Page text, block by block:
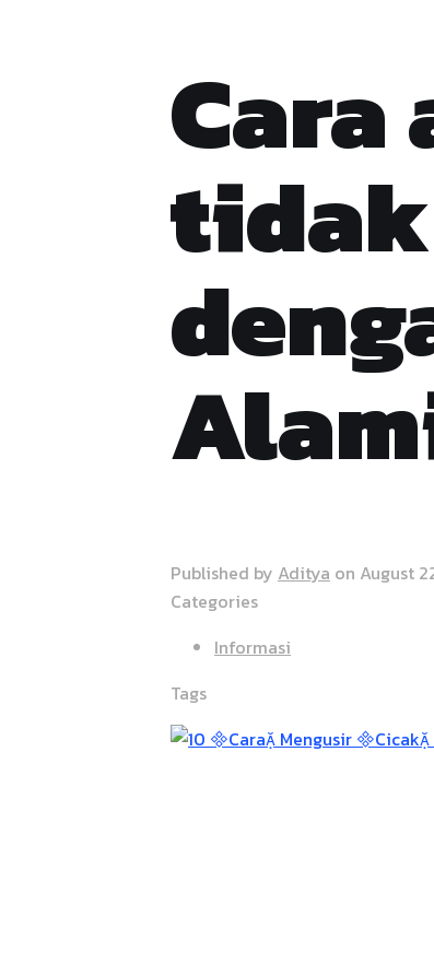
Cara
Published by Aditya on August
Categories
Informasi
Tags